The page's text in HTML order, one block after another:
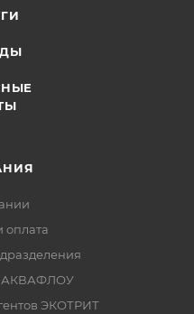
оплата
АКВАФЛОУ
ЭКОТРИТ